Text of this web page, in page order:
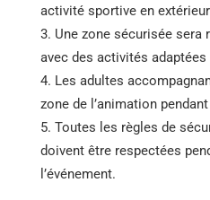
activité sportive en
Une zone sécurisée sera
avec des activités adaptées
Les adultes
zone de l’animation
Toutes les règles de
doivent être respectées
l’événement.